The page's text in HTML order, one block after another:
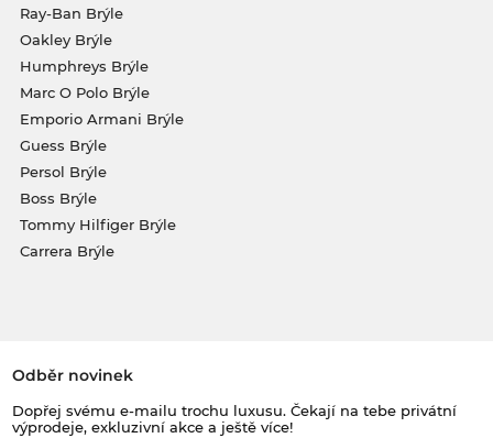
Ray-Ban Brýle
Oakley Brýle
Humphreys Brýle
Marc O Polo Brýle
Emporio Armani Brýle
Guess Brýle
Persol Brýle
Boss Brýle
Tommy Hilfiger Brýle
Carrera Brýle
Odběr novinek
Dopřej svému e-mailu trochu luxusu. Čekají na tebe privátní
výprodeje, exkluzivní akce a ještě více!